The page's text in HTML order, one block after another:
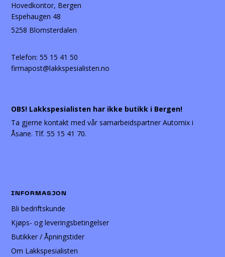
Hovedkontor, Bergen
Espehaugen 48
5258 Blomsterdalen
Telefon:55 15 41 50
firmapost@lakkspesialisten.no
OBS! Lakkspesialisten har ikke butikk i Bergen!
Ta gjerne kontakt med vår samarbeidspartner Automix i
Åsane. Tlf. 55 15 41 70.
INFORMASJON
Bli bedriftskunde
Kjøps- og leveringsbetingelser
Butikker / Åpningstider
Om Lakkspesialisten